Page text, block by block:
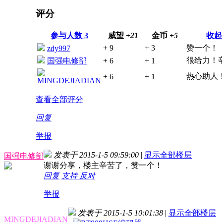
评分
参与人数 3 威望 +21 金币 +5 收起
zdy997
+ 9 + 3
赞一个！
国强电修部
+ 6 + 1 很给力！
MINGDEJIADIAN + 6 + 1 热心助人！
查看全部评分
回复
举报
国强电修部 发表于 2015-1-5 09:59:00 | 显示全部楼层
谢谢分享，楼主辛苦了，赞一个！
回复 支持 反对
举报
MINGDEJIADIAN
发表于 2015-1-5 10:01:38 | 显示全部楼层